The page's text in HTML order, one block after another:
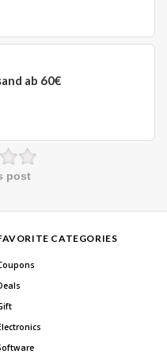
ab 60€
post
CATEGORIES